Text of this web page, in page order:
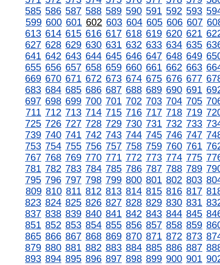
585 586 587 588 589 590 591 592 593
599 600 601 602 603 604 605 606 607
613 614 615 616 617 618 619 620 621
627 628 629 630 631 632 633 634 635
641 642 643 644 645 646 647 648 649
655 656 657 658 659 660 661 662 663
669 670 671 672 673 674 675 676 677
683 684 685 686 687 688 689 690 691
697 698 699 700 701 702 703 704 705
711 712 713 714 715 716 717 718 719
725 726 727 728 729 730 731 732 733
739 740 741 742 743 744 745 746 747
753 754 755 756 757 758 759 760 761
767 768 769 770 771 772 773 774 775
781 782 783 784 785 786 787 788 789
795 796 797 798 799 800 801 802 803
809 810 811 812 813 814 815 816 817
823 824 825 826 827 828 829 830 831
837 838 839 840 841 842 843 844 845
851 852 853 854 855 856 857 858 859
865 866 867 868 869 870 871 872 873
879 880 881 882 883 884 885 886 887
893 894 895 896 897 898 899 900 901